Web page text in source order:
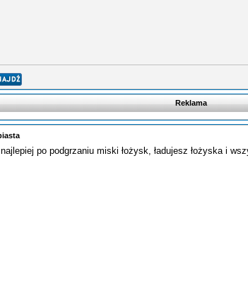
Reklama
po podgrzaniu miski łożysk, ładujesz łożyska i